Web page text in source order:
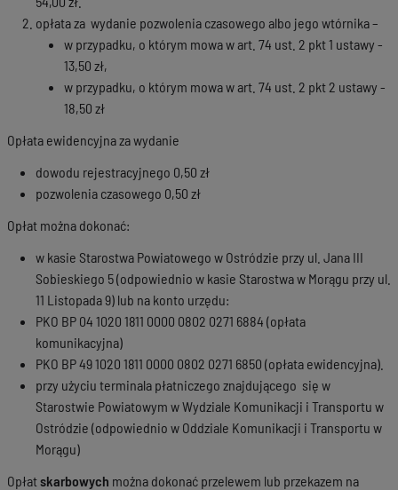
opłata za wydanie pozwolenia czasowego albo jego wtórnika –
w przypadku, o którym mowa w art. 74 ust. 2 pkt 1 ustawy -
13,50 zł,
w przypadku, o którym mowa w art. 74 ust. 2 pkt 2 ustawy -
18,50 zł
Opłata ewidencyjna za wydanie
dowodu rejestracyjnego 0,50 zł
pozwolenia czasowego 0,50 zł
Opłat można dokonać:
w kasie Starostwa Powiatowego w Ostródzie przy ul. Jana III
Sobieskiego 5 (odpowiednio w kasie Starostwa w Morągu przy ul.
11 Listopada 9) lub na konto urzędu:
PKO BP 04 1020 1811 0000 0802 0271 6884 (opłata
komunikacyjna)
PKO BP 49 1020 1811 0000 0802 0271 6850 (opłata ewidencyjna).
przy użyciu terminala płatniczego znajdującego się w
Starostwie Powiatowym w Wydziale Komunikacji i Transportu w
Ostródzie (odpowiednio w Oddziale Komunikacji i Transportu w
Morągu)
Opłatskarbowych można dokonać przelewem lub przekazem na